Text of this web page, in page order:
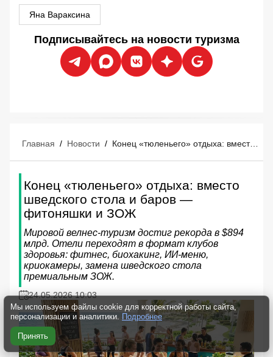
Яна Вараксина
Подписывайтесь на новости туризма
Главная / Новости / Конец «тюленьего» отдыха: вместо шведского стола и баров — фитоняшки и ЗОЖ
Конец «тюленьего» отдыха: вместо
шведского стола и баров —
фитоняшки и ЗОЖ
Мировой велнес-туризм достиг рекорда в $894
млрд. Отели переходят в формат клубов
здоровья: фитнес, биохакинг, ИИ-меню,
криокамеры, замена шведского стола
премиальным ЗОЖ.
24.05.2026 10:03
Мы используем файлы cookie для корректной работы сайта,
персонализации и аналитики. Подробнее
Принять